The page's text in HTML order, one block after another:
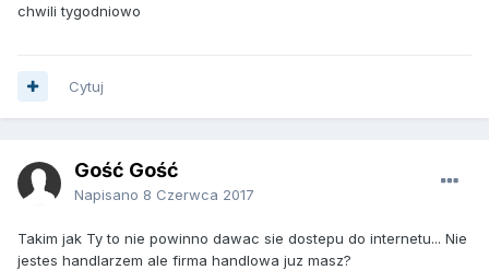
chwili tygodniowo
Cytuj
Gość Gość
Napisano 8 Czerwca 2017
Takim jak Ty to nie powinno dawac sie dostepu do internetu... Nie
jestes handlarzem ale firma handlowa juz masz?